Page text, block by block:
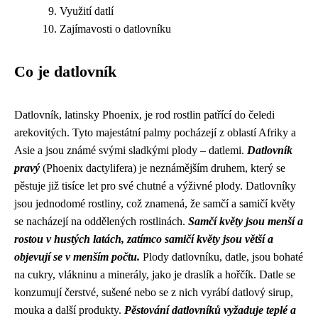
Využití datlí
Zajímavosti o datlovníku
Co je datlovník
Datlovník, latinsky Phoenix, je rod rostlin patřící do čeledi
arekovitých. Tyto majestátní palmy pocházejí z oblastí Afriky a
Asie a jsou známé svými sladkými plody – datlemi. Datlovník
pravý (Phoenix dactylifera) je neznámějším druhem, který se
pěstuje již tisíce let pro své chutné a výživné plody. Datlovníky
jsou jednodomé rostliny, což znamená, že samčí a samičí květy
se nacházejí na oddělených rostlinách. Samčí květy jsou menší a
rostou v hustých latách, zatímco samičí květy jsou větší a
objevují se v menším počtu. Plody datlovníku, datle, jsou bohaté
na cukry, vlákninu a minerály, jako je draslík a hořčík. Datle se
konzumují čerstvé, sušené nebo se z nich vyrábí datlový sirup,
mouka a další produkty. Pěstování datlovníků vyžaduje teplé a